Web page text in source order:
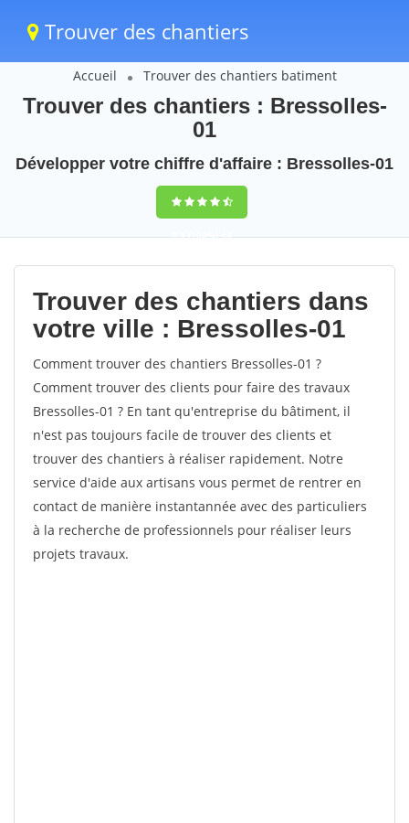
Trouver des chantiers
Accueil Trouver des chantiers batiment
Trouver des chantiers : Bressolles-
01
Développer votre chiffre d'affaire : Bressolles-01
9,5(100%)43
votes
Trouver des chantiers dans
votre ville : Bressolles-01
Comment trouver des chantiers Bressolles-01 ?
Comment trouver des clients pour faire des travaux
Bressolles-01 ? En tant qu'entreprise du bâtiment, il
n'est pas toujours facile de trouver des clients et
trouver des chantiers à réaliser rapidement. Notre
service d'aide aux artisans vous permet de rentrer en
contact de manière instantannée avec des particuliers
à la recherche de professionnels pour réaliser leurs
projets travaux.